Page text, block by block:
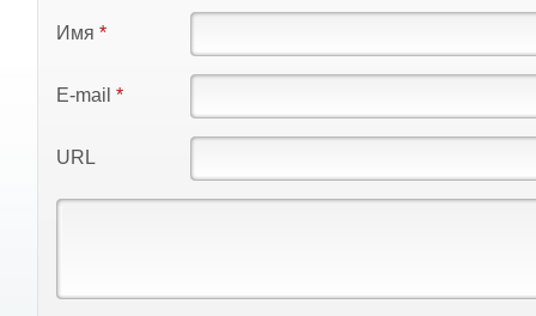
Имя *
E-mail *
URL